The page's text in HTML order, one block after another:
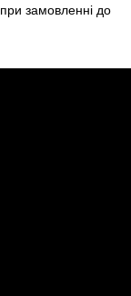
замовленні до